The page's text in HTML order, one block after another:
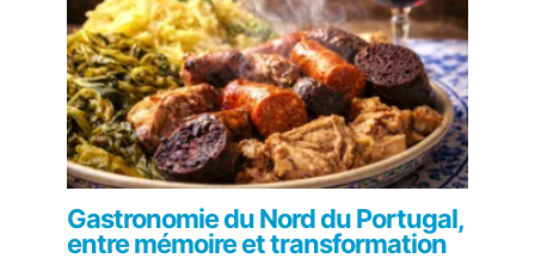
Gastronomie du Nord du Portugal,
entre mémoire et transformation